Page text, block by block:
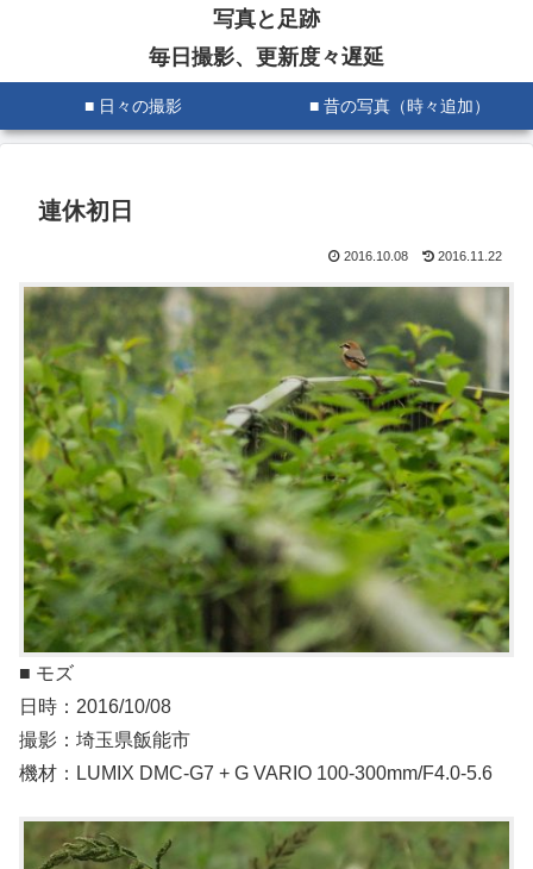
写真と足跡
毎日撮影、更新度々遅延
■ 日々の撮影 ■ 昔の写真（時々追加）
連休初日
2016.10.08 2016.11.22
■ モズ
日時：2016/10/08
撮影：埼玉県飯能市
機材：LUMIX DMC-G7 + G VARIO 100-300mm/F4.0-5.6